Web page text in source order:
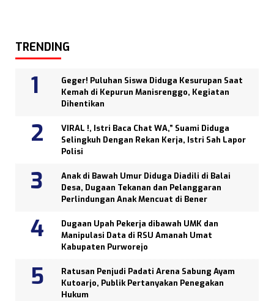
TRENDING
Geger! Puluhan Siswa Diduga Kesurupan Saat
Kemah di Kepurun Manisrenggo, Kegiatan
Dihentikan
VIRAL !, Istri Baca Chat WA,” Suami Diduga
Selingkuh Dengan Rekan Kerja, Istri Sah Lapor
Polisi
Anak di Bawah Umur Diduga Diadili di Balai
Desa, Dugaan Tekanan dan Pelanggaran
Perlindungan Anak Mencuat di Bener
Dugaan Upah Pekerja dibawah UMK dan
Manipulasi Data di RSU Amanah Umat
Kabupaten Purworejo
Ratusan Penjudi Padati Arena Sabung Ayam
Kutoarjo, Publik Pertanyakan Penegakan
Hukum